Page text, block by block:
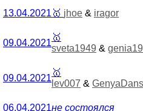
13.04.2021 🥇 jhoe & iragor
09.04.2021
🥇
sveta1949 &
09.04.2021
🥇
lev007 &
06.04.2021не состоялся